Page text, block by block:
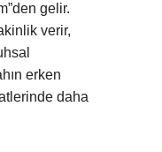
gelir.
verir,
erken
daha